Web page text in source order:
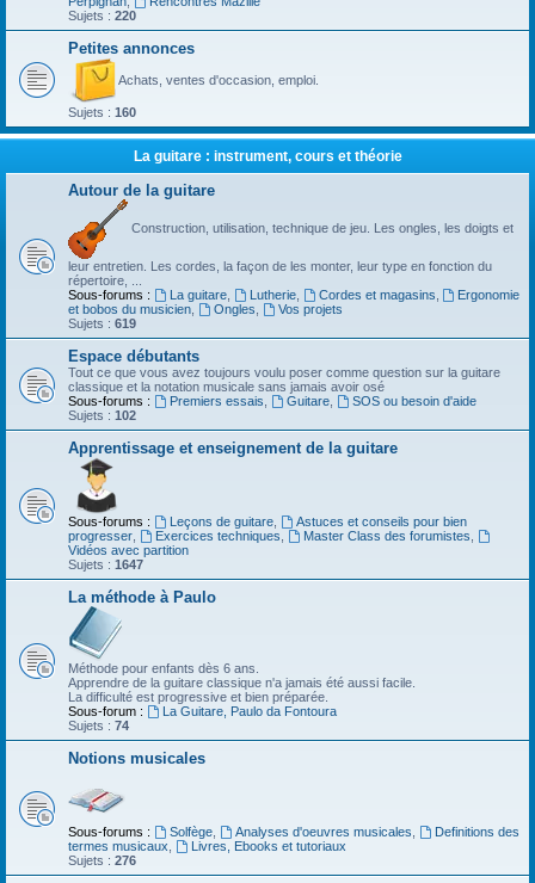
Sujets : 220
Petites annonces
Achats, ventes d'occasion, emploi.
Sujets : 160
La guitare : instrument, cours et théorie
Autour de la guitare
Construction, utilisation, technique de jeu. Les ongles, les doigts et
leur entretien. Les cordes, la façon de les monter, leur type en fonction du
répertoire, ...
Sous-forums :
La guitare, Lutherie, Cordes et magasins
Ergonomie
et bobos du musicien
Ongles
Vos projets
Sujets : 619
Espace débutants
Tout ce que vous avez toujours voulu poser comme question sur la guitare
classique et la notation musicale sans jamais avoir osé
Sous-forums :
Premiers essais Guitare,
SOS ou besoin d'aide
Sujets : 102
Apprentissage et enseignement de la guitare
Sous-forums : Leçons de guitare,
Astuces et conseils pour bien
progresser
Exercices techniques Master Class des forumistes
Vidéos avec partition
Sujets : 1647
La méthode à Paulo
Méthode pour enfants dès 6 ans.
Apprendre de la guitare classique n'a jamais été aussi facile.
La difficulté est progressive et bien préparée.
Sous-forum :
La Guitare, Paulo da Fontoura
Sujets : 74
Notions musicales
Sous-forums : Solfège, Analyses d'oeuvres musicales
Definitions des
termes musicaux
Livres, Ebooks et tutoriaux
Sujets : 276